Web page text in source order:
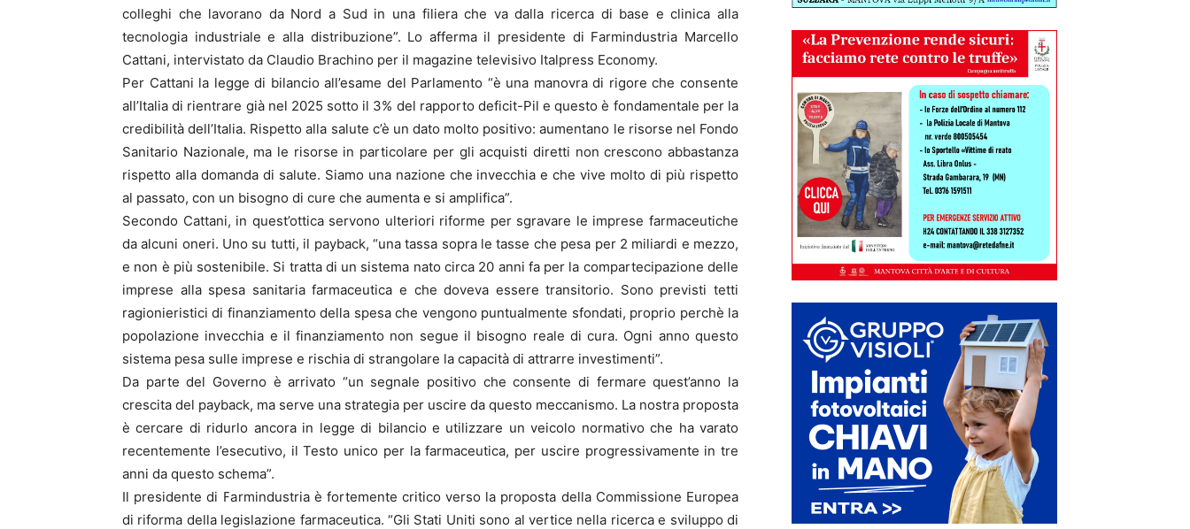
colleghi che lavorano da Nord a Sud in una filiera che va dalla ricerca di base e clinica alla
tecnologia industriale e alla distribuzione”. Lo afferma il presidente di Farmindustria Marcello
Cattani, intervistato da Claudio Brachino per il magazine televisivo Italpress Economy.
Per Cattani la legge di bilancio all’esame del Parlamento “è una manovra di rigore che consente
all’Italia di rientrare già nel 2025 sotto il 3% del rapporto deficit-Pil e questo è fondamentale per la
credibilità dell’Italia. Rispetto alla salute c’è un dato molto positivo: aumentano le risorse nel Fondo
Sanitario Nazionale, ma le risorse in particolare per gli acquisti diretti non crescono abbastanza
rispetto alla domanda di salute. Siamo una nazione che invecchia e che vive molto di più rispetto
al passato, con un bisogno di cure che aumenta e si amplifica”.
Secondo Cattani, in quest’ottica servono ulteriori riforme per sgravare le imprese farmaceutiche
da alcuni oneri. Uno su tutti, il payback, “una tassa sopra le tasse che pesa per 2 miliardi e mezzo,
e non è più sostenibile. Si tratta di un sistema nato circa 20 anni fa per la compartecipazione delle
imprese alla spesa sanitaria farmaceutica e che doveva essere transitorio. Sono previsti tetti
ragionieristici di finanziamento della spesa che vengono puntualmente sfondati, proprio perchè la
popolazione invecchia e il finanziamento non segue il bisogno reale di cura. Ogni anno questo
sistema pesa sulle imprese e rischia di strangolare la capacità di attrarre investimenti”.
Da parte del Governo è arrivato “un segnale positivo che consente di fermare quest’anno la
crescita del payback, ma serve una strategia per uscire da questo meccanismo. La nostra proposta
è cercare di ridurlo ancora in legge di bilancio e utilizzare un veicolo normativo che ha varato
recentemente l’esecutivo, il Testo unico per la farmaceutica, per uscire progressivamente in tre
anni da questo schema”.
Il presidente di Farmindustria è fortemente critico verso la proposta della Commissione Europea
di riforma della legislazione farmaceutica. “Gli Stati Uniti sono al vertice nella ricerca e sviluppo di